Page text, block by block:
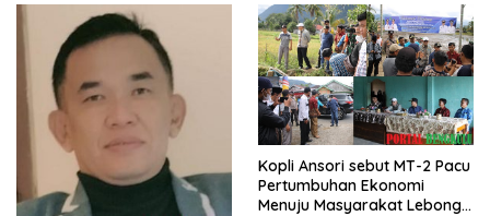
Kopli Ansori sebut MT-2 Pacu
Pertumbuhan Ekonomi
Menuju Masyarakat Lebong